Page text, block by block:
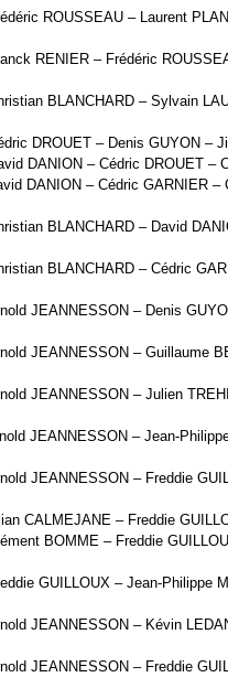
ROUSSEAU – Laurent
RENIER – Frédéric
BLANCHARD – Sylvain
DROUET – Denis GUYON –
DANION – Cédric DROUET –
DANION – Cédric GARNIER –
BLANCHARD – David
BLANCHARD – Cédric
JEANNESSON – Denis
JEANNESSON – Guillaume
JEANNESSON – Julien
JEANNESSON – Jean-
JEANNESSON – Freddie
CALMEJANE – Freddie
BOMME – Freddie
GUILLOUX – Jean-Philippe
JEANNESSON – Kévin
JEANNESSON – Freddie